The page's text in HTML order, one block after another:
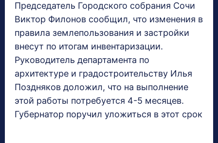
Председатель Городского собрания Сочи
Виктор Филонов сообщил, что изменения в
правила землепользования и застройки
внесут по итогам инвентаризации.
Руководитель департамента по
архитектуре и градостроительству Илья
Поздняков доложил, что на выполнение
этой работы потребуется 4-5 месяцев.
Губернатор поручил уложиться в этот срок